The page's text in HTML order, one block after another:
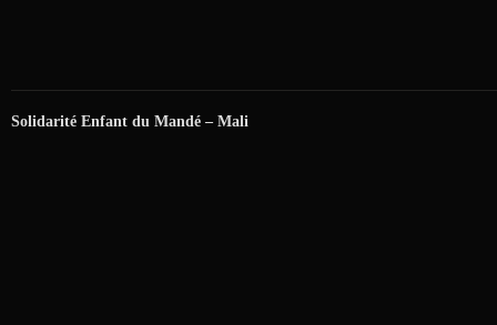
Solidarité Enfant du Mandé – Mali